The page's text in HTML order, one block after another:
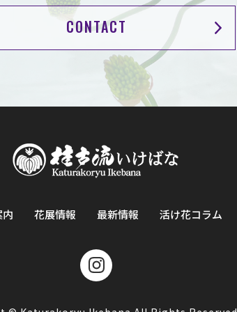
CONTACT
花展情報 最新情報 活け花コラム